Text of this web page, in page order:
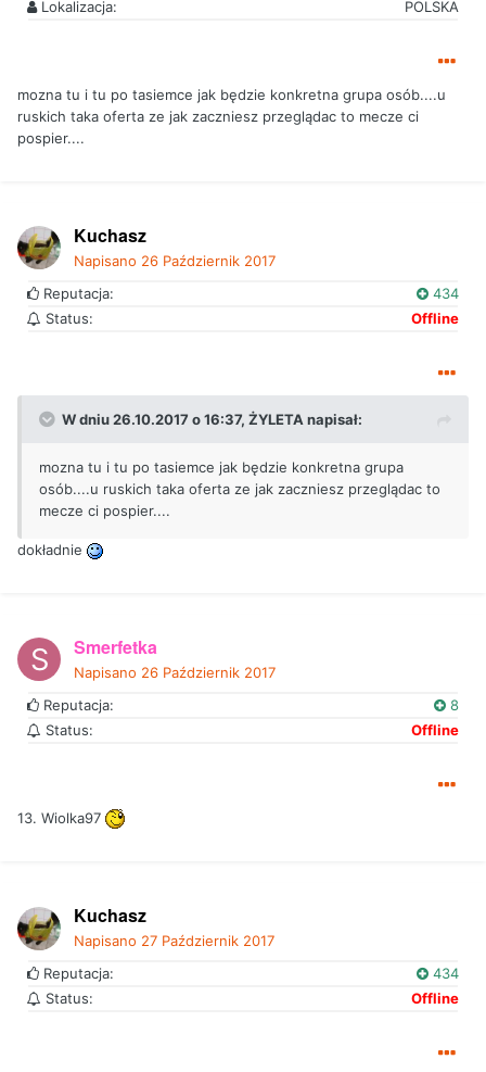
Lokalizacja:
POLSKA
mozna tu i tu po tasiemce jak będzie konkretna grupa osób....u
ruskich taka oferta ze jak zaczniesz przeglądac to mecze ci
pospier....
Kuchasz
Napisano 26 Październik 2017
Reputacja:
434
Status:
Offline
W dniu 26.10.2017 o 16:37, ŻYLETA napisał:
mozna tu i tu po tasiemce jak będzie konkretna grupa
osób....u ruskich taka oferta ze jak zaczniesz przeglądac to
mecze ci pospier....
dokładnie
Smerfetka
Napisano 26 Październik 2017
Reputacja:
8
Status:
Offline
13. Wiolka97
Kuchasz
Napisano 27 Październik 2017
Reputacja:
434
Status:
Offline